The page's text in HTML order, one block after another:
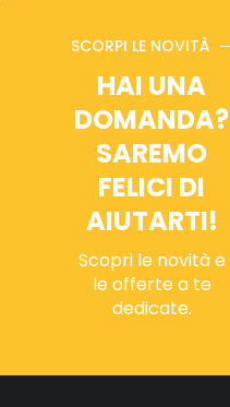
SCORPI LE NOVITÀ
HAI UNA
DOMANDA?
SAREMO
FELICI DI
AIUTARTI!
Scopri le novità e
le offerte a te
dedicate.